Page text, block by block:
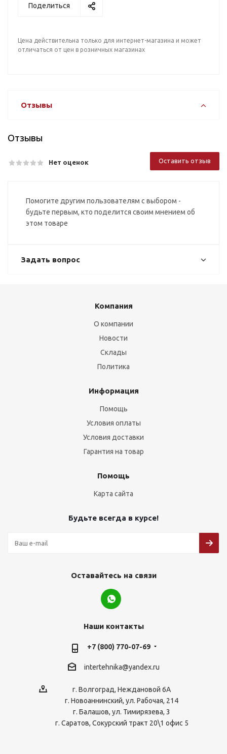
Поделиться
Цена действительна только для интернет-магазина и может
отличаться от цен в розничных магазинах
Отзывы
Отзывы
Нет оценок Оставить отзыв
Помогите другим пользователям с выбором -
будьте первым, кто поделится своим мнением об
этом товаре
Задать вопрос
Компания
О компании
Новости
Склады
Политика
Информация
Помощь
Условия оплаты
Условия доставки
Гарантия на товар
Помощь
Карта сайта
Будьте всегда в курсе!
Оставайтесь на связи
Наши контакты
+7 (800) 770-07-69
intertehnika@yandex.ru
г. Волгоград, Неждановой 6А
г. Новоаннинский, ул. Рабочая, 214
г. Балашов, ул. Тимирязева, 3
г. Саратов, Сокурский тракт 20\1 офис 5